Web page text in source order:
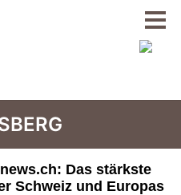
Das stärkste
Schweiz und Europas